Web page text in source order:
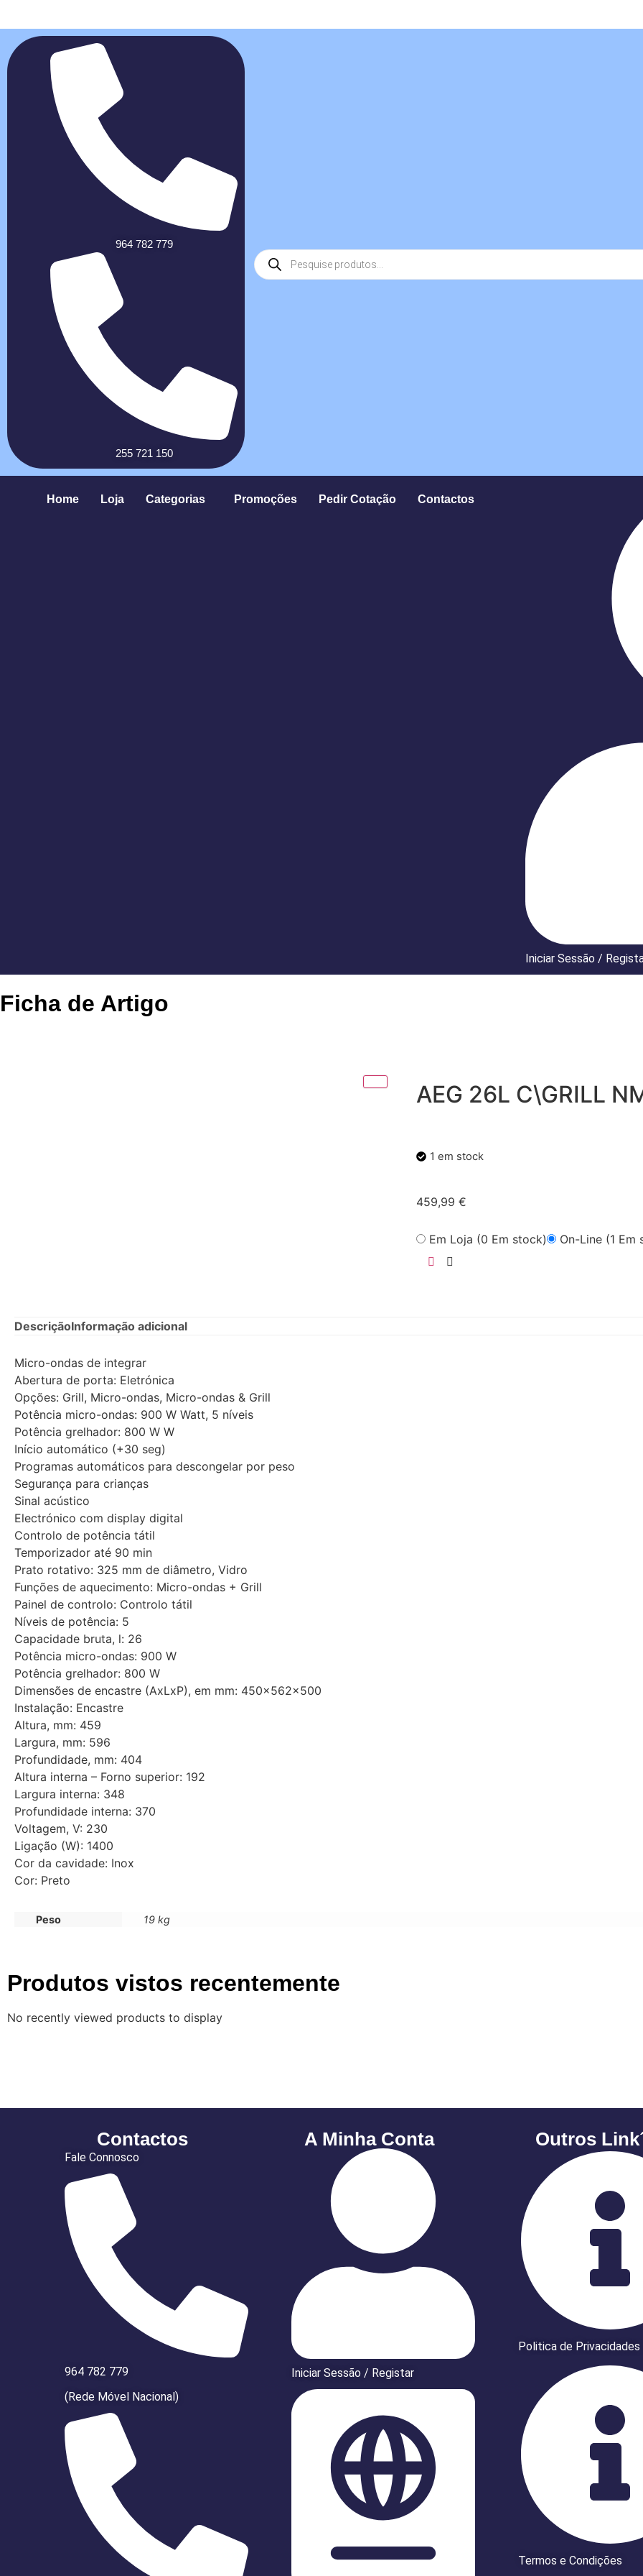
964 782 779
255 721 150
Home Loja Categorias Promoções Pedir Cotação Contactos
Iniciar Sessão /
Ficha de Artigo
AEG 26L C\GRILL
1 em stock
459,99 €
Em Loja (0 Em stock) On-Line (1 Em
DescriçãoInformação adicional
Micro-ondas de integrar
Abertura de porta: Eletrónica
Opções: Grill, Micro-ondas, Micro-ondas & Grill
Potência micro-ondas: 900 W Watt, 5 níveis
Potência grelhador: 800 W W
Início automático (+30 seg)
Programas automáticos para descongelar por peso
Segurança para crianças
Sinal acústico
Electrónico com display digital
Controlo de potência tátil
Temporizador até 90 min
Prato rotativo: 325 mm de diâmetro, Vidro
Funções de aquecimento: Micro-ondas + Grill
Painel de controlo: Controlo tátil
Níveis de potência: 5
Capacidade bruta, l: 26
Potência micro-ondas: 900 W
Potência grelhador: 800 W
Dimensões de encastre (AxLxP), em mm: 450x562x500
Instalação: Encastre
Altura, mm: 459
Largura, mm: 596
Profundidade, mm: 404
Altura interna – Forno superior: 192
Largura interna: 348
Profundidade interna: 370
Voltagem, V: 230
Ligação (W): 1400
Cor da cavidade: Inox
Cor: Preto
Peso 19 kg
Produtos vistos recentemente
No recently viewed products to display
Contactos
Fale Connosco
964 782 779
(Rede Móvel Nacional)
A Minha Conta
Iniciar Sessão / Registar
Outros
Politica de Privacidades
Termos e Condições